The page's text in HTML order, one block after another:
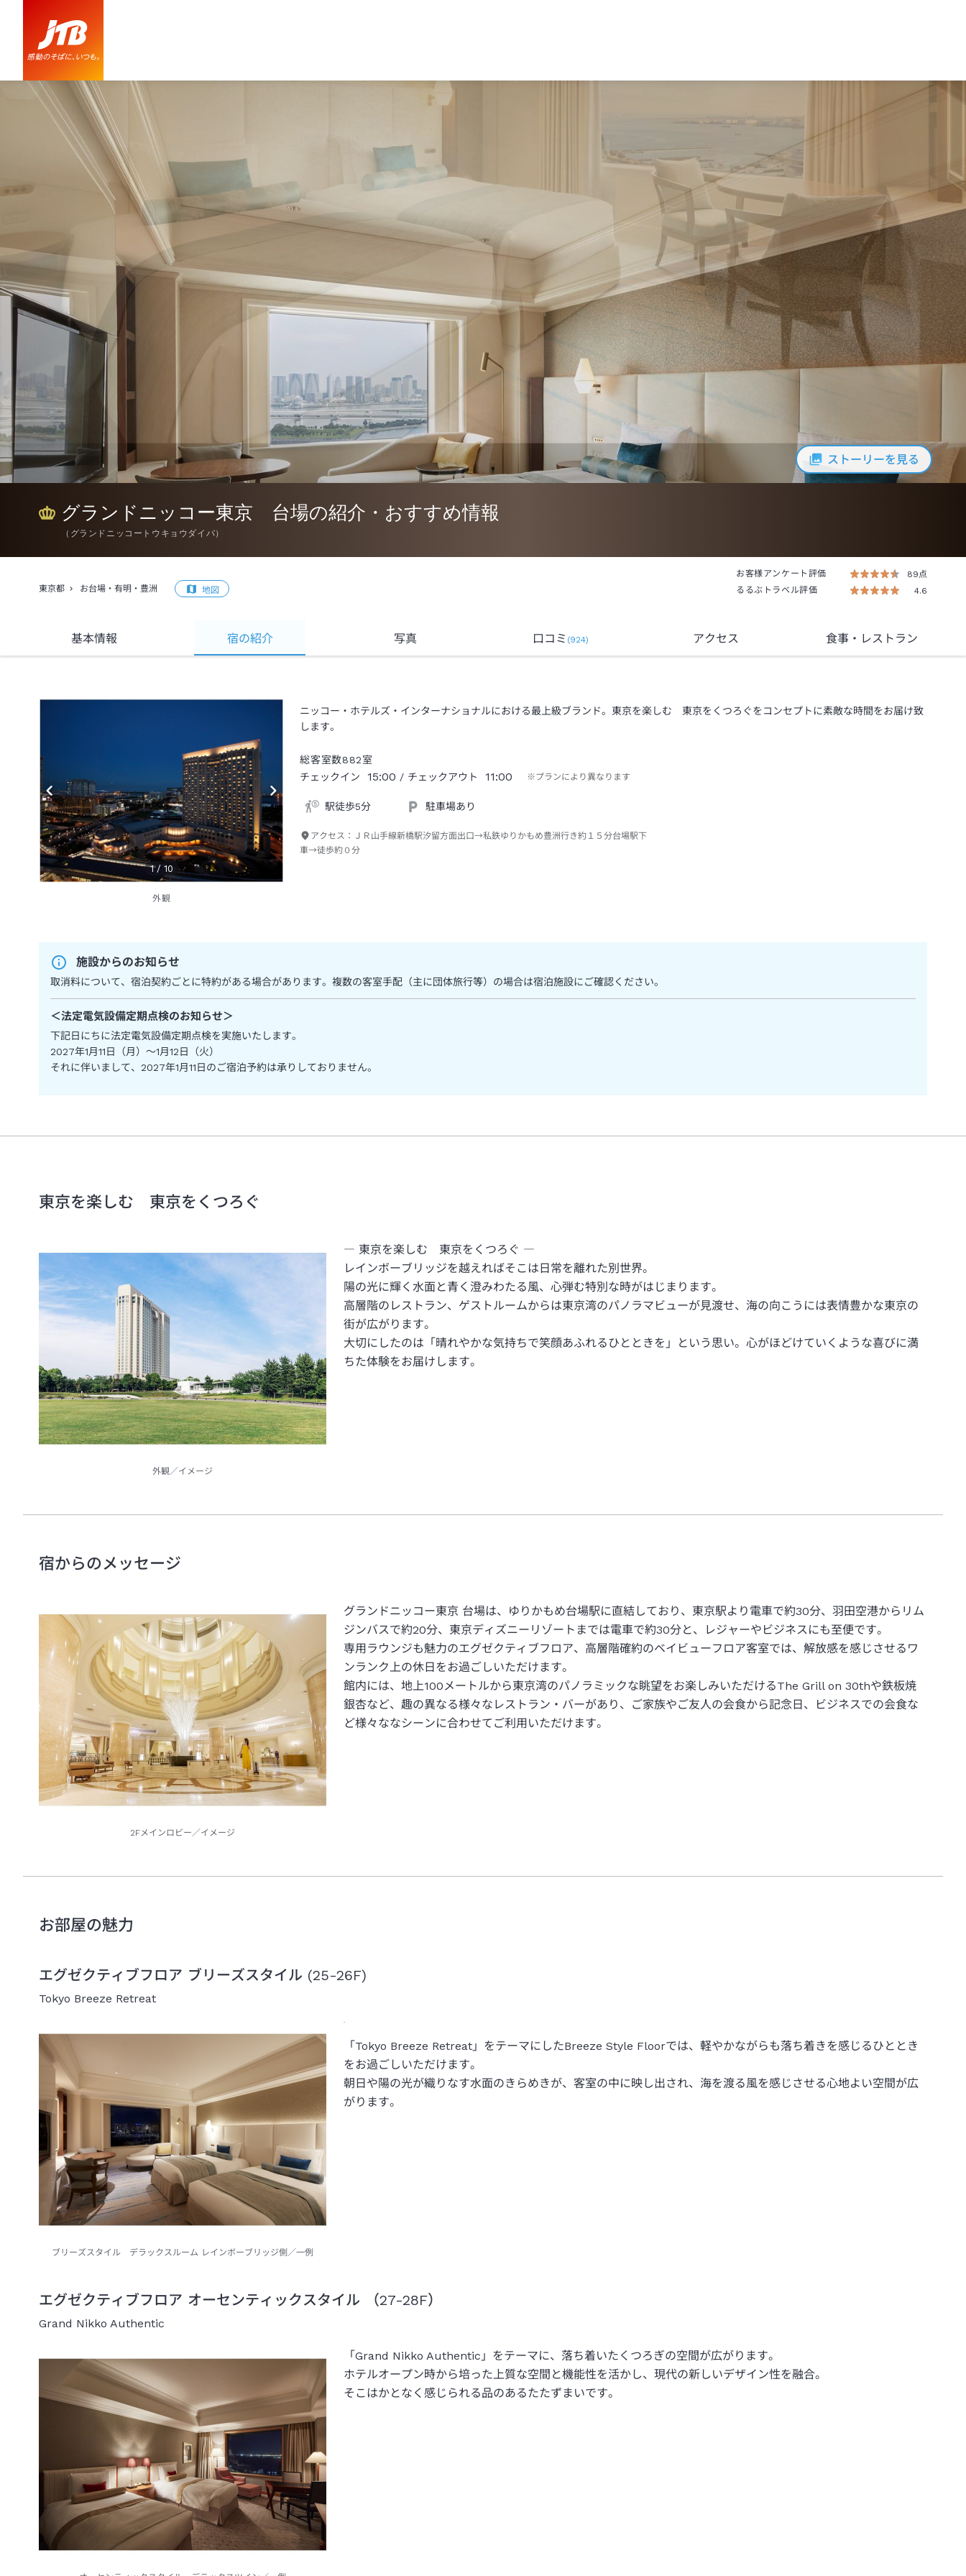
ストーリーを見る
グランドニッコー東京 台場の紹介・おすすめ情報
（ グランドニッコートウキョウダイバ）
東京都 お台場・有明・豊洲 地図
お客様アンケート評価
89点
るるぶトラベル評価
4.6
基本情報 宿の紹介 写真 口コミ (924) アクセス 食事・レストラン
1 / 10
外観
ニッコー・ホテルズ・インターナショナルにおける最上級ブランド。東京を楽しむ 東京をくつろぐをコンセプトに素敵な時間をお届け致
します。
総客室数882室
チェックイン
15:00 / チェックアウト 11:00 ※プランにより異なります
駅徒歩5分 駐車場あり
アクセス： ＪＲ山手線新橋駅汐留方面出口→私鉄ゆりかもめ豊洲行き約１５分台場駅下
車→徒歩約０分
施設からのお知らせ
取消料について、宿泊契約ごとに特約がある場合があります。複数の客室手配（主に団体旅行等）の場合は宿泊施設にご確認ください。
＜法定電気設備定期点検のお知らせ＞
下記日にちに法定電気設備定期点検を実施いたします。
2027年1月11日（月）～1月12日（火）
それに伴いまして、2027年1月11日のご宿泊予約は承りしておりません。
東京を楽しむ 東京をくつろぐ
外観／イメージ
― 東京を楽しむ 東京をくつろぐ ―
レインボーブリッジを越えればそこは日常を離れた別世界。
陽の光に輝く水面と青く澄みわたる風、心弾む特別な時がはじまります。
高層階のレストラン、ゲストルームからは東京湾のパノラマビューが見渡せ、海の向こうには表情豊かな東京の
街が広がります。
大切にしたのは「晴れやかな気持ちで笑顔あふれるひとときを」という思い。心がほどけていくような喜びに満
ちた体験をお届けします。
宿からのメッセージ
2Fメインロビー／イメージ
グランドニッコー東京 台場は、ゆりかもめ台場駅に直結しており、東京駅より電車で約30分、羽田空港からリム
ジンバスで約20分、東京ディズニーリゾートまでは電車で約30分と、レジャーやビジネスにも至便です。
専用ラウンジも魅力のエグゼクティブフロア、高層階確約のベイビューフロア客室では、解放感を感じさせるワ
ンランク上の休日をお過ごしいただけます。
館内には、地上100メートルから東京湾のパノラミックな眺望をお楽しみいただけるThe Grill on 30thや鉄板焼
銀杏など、趣の異なる様々なレストラン・バーがあり、ご家族やご友人の会食から記念日、ビジネスでの会食な
ど様々ななシーンに合わせてご利用いただけます。
お部屋の魅力
エグゼクティブフロア ブリーズスタイル (25-26F)
Tokyo Breeze Retreat
ブリーズスタイル デラックスルーム レインボーブリッジ側／一例
「Tokyo Breeze Retreat」をテーマにしたBreeze Style Floorでは、軽やかながらも落ち着きを感じるひととき
をお過ごしいただけます。
朝日や陽の光が織りなす水面のきらめきが、客室の中に映し出され、海を渡る風を感じさせる心地よい空間が広
がります。
エグゼクティブフロア オーセンティックスタイル （27-28F）
Grand Nikko Authentic
「Grand Nikko Authentic」をテーマに、落ち着いたくつろぎの空間が広がります。
ホテルオープン時から培った上質な空間と機能性を活かし、現代の新しいデザイン性を融合。
そこはかとなく感じられる品のあるたたずまいです。